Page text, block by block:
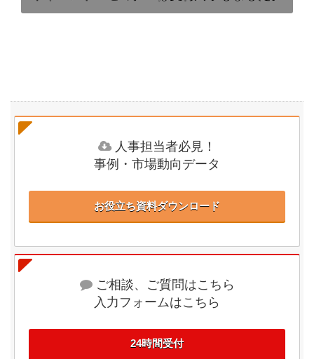
人事担当者必見！
事例・市場動向データ
お役立ち資料ダウンロード
ご相談、ご質問はこちら
入力フォームはこちら
24時間受付